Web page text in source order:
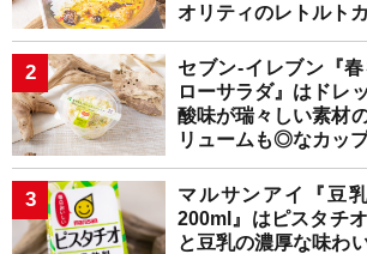
オリティのレトルト
セブン-イレブン『
ローサラダ』はドレ
酸味が瑞々しい素材
リュームも◎なカッ
マルサンアイ『豆
200ml』はピスタチ
と豆乳の濃厚な味わ